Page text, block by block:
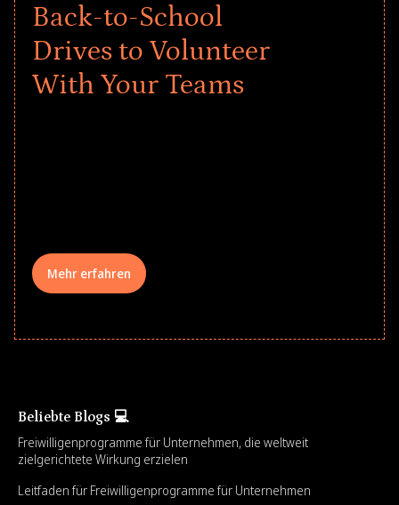
Back-to-School
Drives to Volunteer
With Your Teams
Mehr erfahren
Beliebte Blogs 💻
Freiwilligenprogramme für Unternehmen, die weltweit
zielgerichtete Wirkung erzielen
Leitfaden für Freiwilligenprogramme für Unternehmen